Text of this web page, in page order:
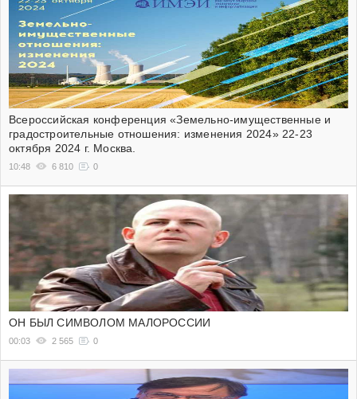
Всероссийская конференция «Земельно-имущественные и
градостроительные отношения: изменения 2024» 22-23
октября 2024 г. Москва.
10:48 6 810 0
ОН БЫЛ СИМВОЛОМ МАЛОРОССИИ
00:03 2 565 0